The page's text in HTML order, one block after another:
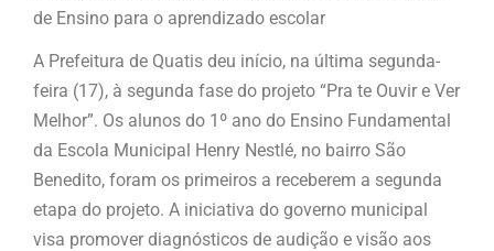
de Ensino para o aprendizado escolar
A Prefeitura de Quatis deu início, na última segunda-
feira (17), à segunda fase do projeto “Pra te Ouvir e Ver
Melhor”. Os alunos do 1º ano do Ensino Fundamental
da Escola Municipal Henry Nestlé, no bairro São
Benedito, foram os primeiros a receberem a segunda
etapa do projeto. A iniciativa do governo municipal
visa promover diagnósticos de audição e visão aos